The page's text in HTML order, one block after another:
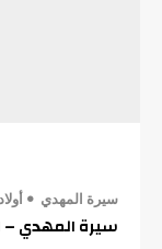
سيرة المهدي
سيرة المهدي – الجزء 1